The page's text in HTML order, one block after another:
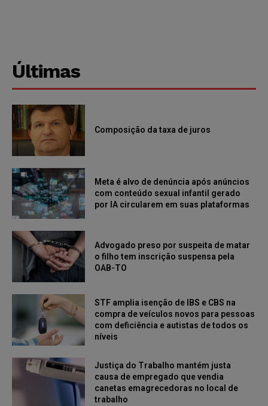
Últimas
Composição da taxa de juros
Meta é alvo de denúncia após anúncios
com conteúdo sexual infantil gerado
por IA circularem em suas plataformas
Advogado preso por suspeita de matar
o filho tem inscrição suspensa pela
OAB-TO
STF amplia isenção de IBS e CBS na
compra de veículos novos para pessoas
com deficiência e autistas de todos os
níveis
Justiça do Trabalho mantém justa
causa de empregado que vendia
canetas emagrecedoras no local de
trabalho